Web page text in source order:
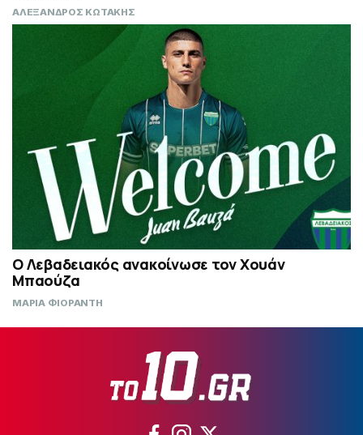
ΑΛΕΞΑΝΔΡΟΣ ΚΩΤΑΚΗΣ
Ο Λεβαδειακός ανακοίνωσε τον Χουάν
Μπαούζα
ΜΑΡΙΑ ΦΙΟΡΑΝΤΗ